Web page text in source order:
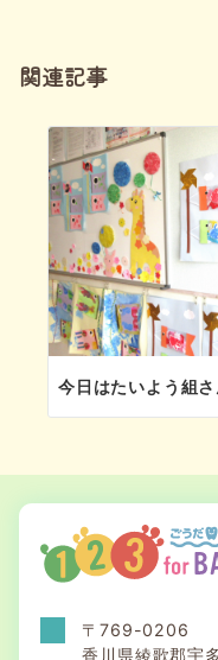
シ
関連記事
今日はたいよう組
〒769-0206
香川県綾歌郡宇